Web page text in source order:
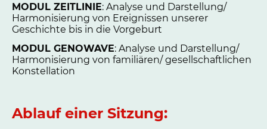
MODUL ZEITLINIE: Analyse und Darstellung/
Harmonisierung von Ereignissen unserer
Geschichte bis in die Vorgeburt
MODUL GENOWAVE: Analyse und Darstellung/
Harmonisierung von familiären/ gesellschaftlichen
Konstellation
Ablauf einer Sitzung: